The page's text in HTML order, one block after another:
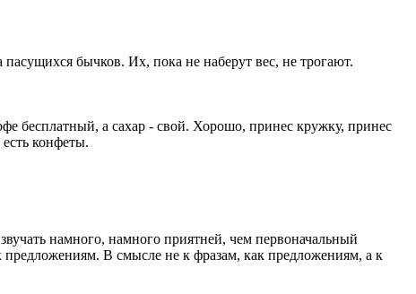
бычков. Их, пока не наберут вес, не трогают.
бесплатный, а сахар - свой. Хорошо, принес кружку, принес
конфеты.
намного, намного приятней, чем первоначальный
предложениям. В смысле не к фразам, как предложениям, а к